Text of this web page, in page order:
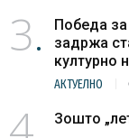
3
Победа
задржа
културно
АКТУЕЛНО
Зошто